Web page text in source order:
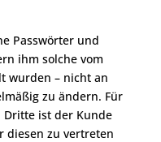
Passwörter und
ihm solche vom
wurden – nicht an
zu ändern. Für
ist der Kunde
diesen zu vertreten